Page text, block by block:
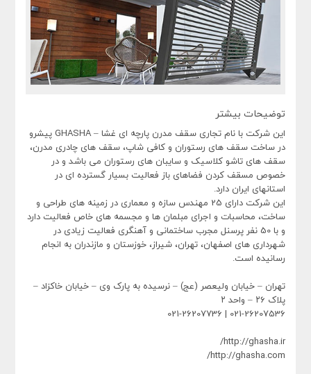
توضیحات بیشتر
این شرکت با نام تجاری سقف مدرن پارچه ای غشا – GHASHA پیشرو
در ساخت سقف های رستوران و کافی شاپ، سقف های چادری مدرن،
سقف های تاشو کلاسیک و سایبان های رستوران می باشد و در
خصوص مسقف کردن فضاهای باز فعالیت بسیار گسترده ای در
استانهای ایران دارد.
این شرکت دارای 25 مهندس سازه و معماری در زمینه های طراحی و
ساخت، محاسبات و اجرای مبلمان ها و مجسمه های خاص فعالیت دارد
و با 50 نفر پرسنل مجرب ساختمانی و آهنگری فعالیت زیادی در
شهرداری های اصفهان، تهران، شیراز، خوزستان و مازندران به انجام
رسانیده است.
تهران – خیابان ولیعصر (عج) – نرسیده به پارک وی – خیابان خاکزاد –
پلاک ۲۶ – واحد ۲
021-26207536 | 021-26207736
http://ghasha.ir/
http://ghasha.com/